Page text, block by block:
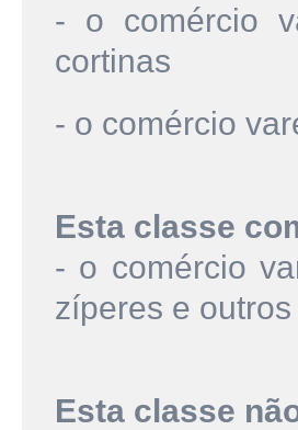
- o comércio
cortinas
- o comércio
Esta classe
- o comércio
zíperes e
Esta classe